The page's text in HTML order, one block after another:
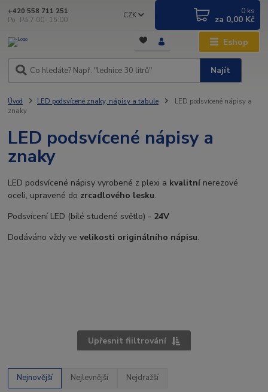
Eshop
CZK
Najít
+420 558 711 251
Po- Pá 7:00- 15:00
0 ks
za 0,00 Kč
Úvod LED podsvícené znaky, nápisy a tabule
LED podsvícené nápisy a
znaky
LED podsvícené nápisy a
znaky
LED podsvícené nápisy vyrobené z plexi a kvalitní nerezové
oceli, upravené do zrcadlového lesku.
Podsvícení LED (bílé studené světlo) - 24V
Dodáváno vždy vevelikosti originálního nápisu.
Upřesnit fiiltrování
Nejnovější Nejlevnější Nejdražší